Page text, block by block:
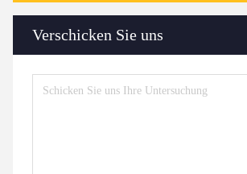
Verschicken Sie uns